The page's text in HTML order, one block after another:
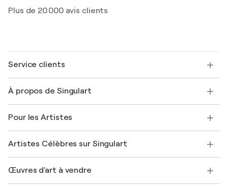
Plus de 20 000 avis clients
Service clients
Expédition
Offrir une carte cadeau
Rejoignez notre programme commercial
Mon compte
+33 1 76 44 06 42
À propos de Singulart
FAQ
Magazine Singulart
Emplois
Découvrez une sélection d'art original
Pour les Artistes
Se connecter en tant qu'Artiste
Artistes Célèbres sur Singulart
Marc Chagall
Œuvres d'art à vendre